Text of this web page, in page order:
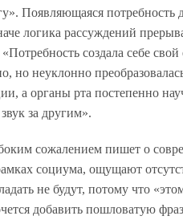
Появляющаяся
логика рассуждений
создала себе
но неуклонно
а органы рта постепенно
за другим».
сожалением пишет о
социума, ощущают
не будут, потому что
добавить пошловатую